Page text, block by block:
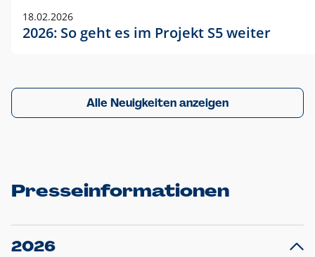
18.02.2026
2026: So geht es im Projekt S5 weiter
Alle Neuigkeiten anzeigen
Presseinformationen
2026